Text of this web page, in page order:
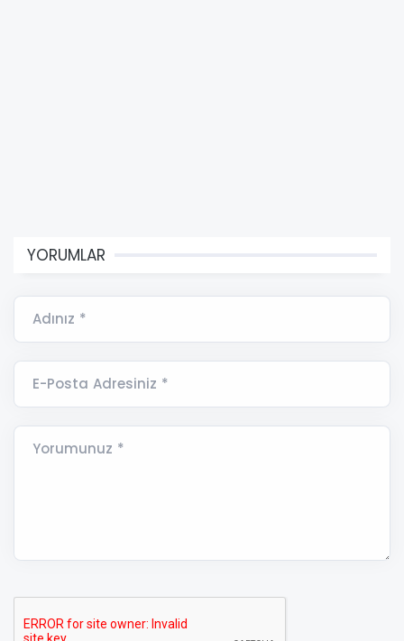
YORUMLAR
Adınız *
E-Posta Adresiniz *
Yorumunuz *